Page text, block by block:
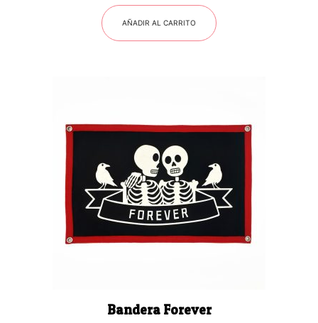
AÑADIR AL CARRITO
Bandera Forever